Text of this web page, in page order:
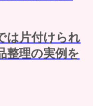
は片付けられ
整理の実例を